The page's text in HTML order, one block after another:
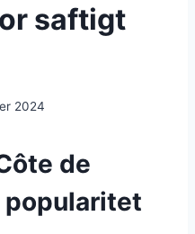
saftigt
2024
de
popularitet